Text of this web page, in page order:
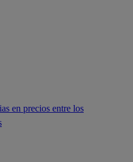
en precios entre los